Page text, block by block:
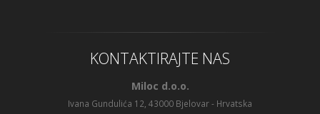
KONTAKTIRAJTE NAS
Miloc d.o.o.
Ivana Gundulića 12, 43000 Bjelovar - Hrvatska